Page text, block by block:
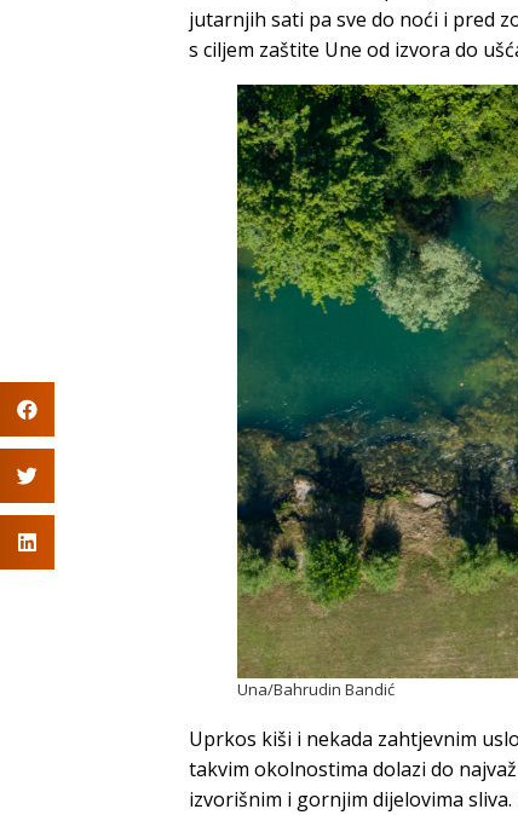
jutarnjih sati pa sve do noći i pred
s ciljem zaštite Une od izvora do
Una/Bahrudin Bandić
Uprkos kiši i nekada zahtjevnim
takvim okolnostima dolazi do
izvorišnim i gornjim dijelovima